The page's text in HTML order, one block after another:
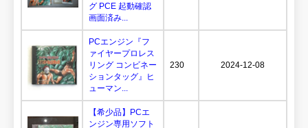
グ PCE 起動確認
画面済み...
PCエンジン『フ
ァイヤープロレス
リング コンビネー
ションタッグ』ヒ
ューマン...
230 2024-12-08
【希少品】PCエ
ンジン専用ソフト